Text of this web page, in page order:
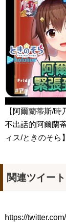
100
#kdrama #love
『おちょ
り 千代に課せ
「違う（
ダ）」の意味・
について
「退屈だ
の意味・使い
■韓国ド
について
yoon
Healing in
yoon
ユン・ギ
ハン・ヘ
チョ・
【阿爾蘭蒂斯/
不出話的阿爾蘭
ィス/ときのそら
関連ツイート
https://